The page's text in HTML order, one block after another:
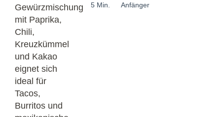
5 Min. Anfänger